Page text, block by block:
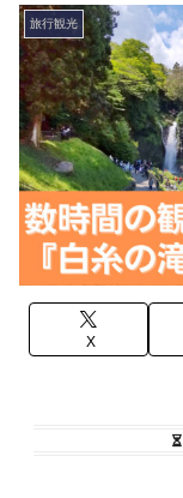
旅行観光
X